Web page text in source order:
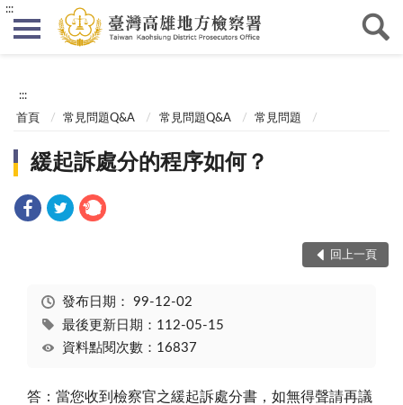
:::
:::
首頁 常見問題Q&A 常見問題Q&A 常見問題
緩起訴處分的程序如何？
回上一頁
發布日期： 99-12-02
最後更新日期：112-05-15
資料點閱次數：16837
答：當您收到檢察官之緩起訴處分書，如無得聲請再議